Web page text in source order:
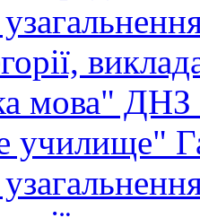
мова"
училище"